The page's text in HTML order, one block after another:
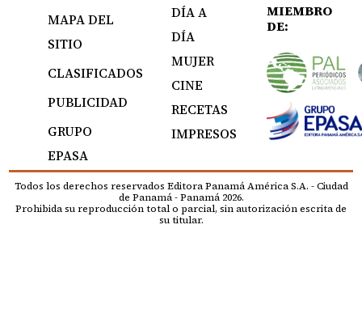
MAPA DEL
SITIO
CLASIFICADOS
PUBLICIDAD
GRUPO
EPASA
DÍA A
DÍA
MUJER
CINE
RECETAS
IMPRESOS
MIEMBRO
DE:
Todos los derechos reservados Editora Panamá América S.A. - Ciudad
de Panamá - Panamá 2026.
Prohibida su reproducción total o parcial, sin autorización escrita de
su titular.